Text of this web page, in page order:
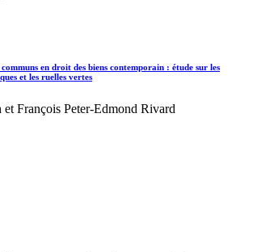
en droit des biens contemporain : étude sur les
et les ruelles vertes
et François Peter-Edmond Rivard